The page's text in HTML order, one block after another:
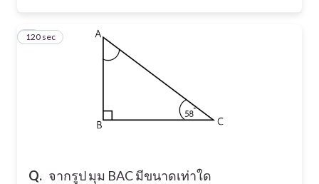
Q. จากรูป มุม BAC มีขนาดเท่าใด
7
120 sec